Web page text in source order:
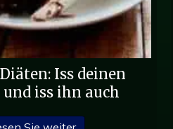
Iss deinen
und iss ihn auch